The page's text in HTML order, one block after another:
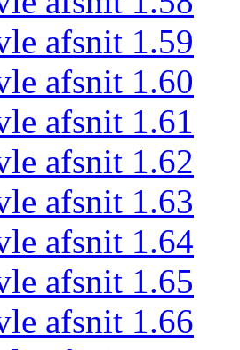
afsnit 1.59
afsnit 1.60
afsnit 1.61
afsnit 1.62
afsnit 1.63
afsnit 1.64
afsnit 1.65
afsnit 1.66